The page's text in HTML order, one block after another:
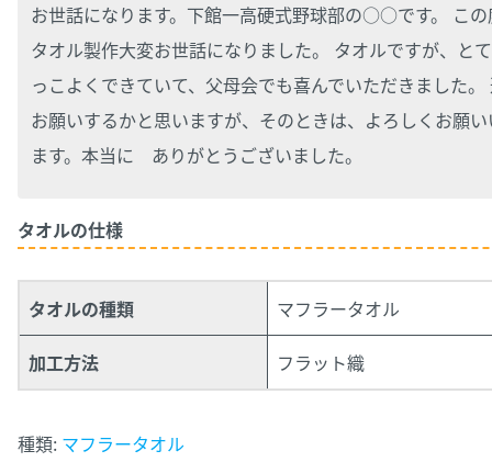
お世話になります。下館一高硬式野球部の○○です。 こ
タオル製作大変お世話になりました。 タオルですが、と
っこよくできていて、父母会でも喜んでいただきました。
お願いするかと思いますが、そのときは、よろしくお願
ます。本当に ありがとうございました。
タオルの仕様
タオルの種類 マフラータオル
加工方法 フラット織
種類: マフラータオル